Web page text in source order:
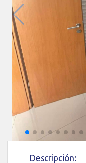
Descripción: